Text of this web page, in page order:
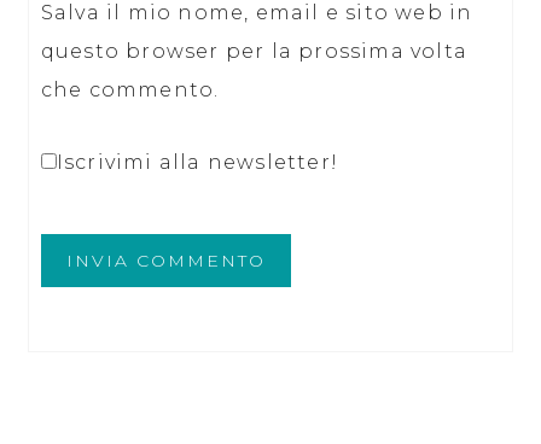
Salva il mio nome, email e sito web in
questo browser per la prossima volta
che commento.
Iscrivimi alla newsletter!